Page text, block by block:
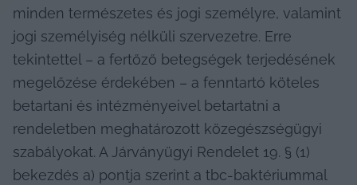
minden természetes és jogi személyre, valamint
jogi személyiség nélküli szervezetre. Erre
tekintettel – a fertőző betegségek terjedésének
megelőzése érdekében – a fenntartó köteles
betartani és intézményeivel betartatni a
rendeletben meghatározott közegészségügyi
szabályokat. A Járványügyi Rendelet 19. § (1)
bekezdés a) pontja szerint a tbc-baktériummal